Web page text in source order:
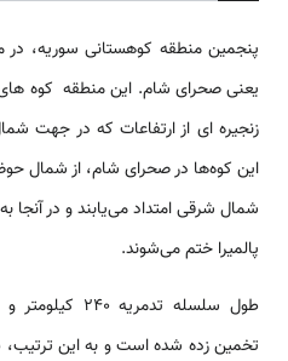
پنجمین منطقه کوهستانی سوریه،
یعنی صحرای شام. این منطقه کوه های
زنجیره ای از ارتفاعات که در جهت
این کوه‌ها در صحرای شام، از شمال
شمال شرقی امتداد می‌یابند و در آنجا
پالمیرا ختم می‌شوند.
تخمین زده شده است و به این ترتیب،